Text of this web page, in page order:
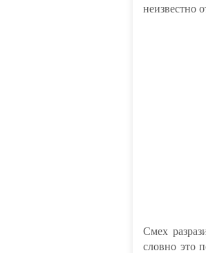
неизвестно
Смех
словно это